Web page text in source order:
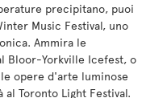
precipitano, puoi
Music Festival, uno
Ammira le
Bloor-Yorkville Icefest, o
opere d'arte luminose
Toronto Light Festival.